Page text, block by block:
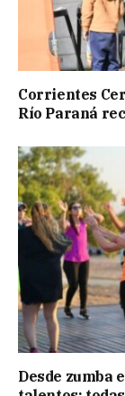
Corrientes
Río Paraná
Desde zumba